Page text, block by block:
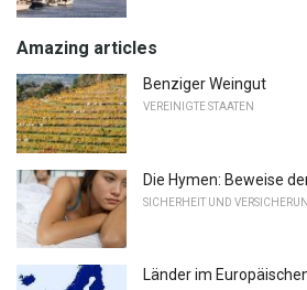
Amazing articles
Benziger Weingut
VEREINIGTE STAATEN
Die Hymen: Beweise
SICHERHEIT UND
Länder im